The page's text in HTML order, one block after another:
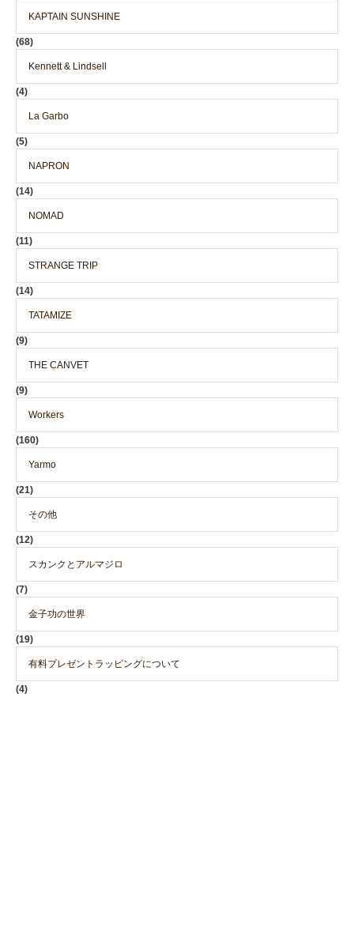
KAPTAIN SUNSHINE
(68)
Kennett & Lindsell
(4)
La Garbo
(5)
NAPRON
(14)
NOMAD
(11)
STRANGE TRIP
(14)
TATAMIZE
(9)
THE CANVET
(9)
Workers
(160)
Yarmo
(21)
その他
(12)
スカンクとアルマジロ
(7)
金子功の世界
(19)
有料プレゼントラッピングについて
(4)